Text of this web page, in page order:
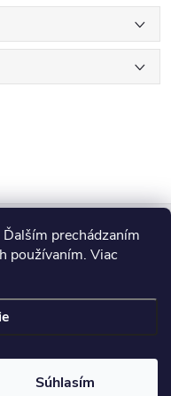
prechádzaním
používaním. Viac
Súhlasím
práva vyhradené.